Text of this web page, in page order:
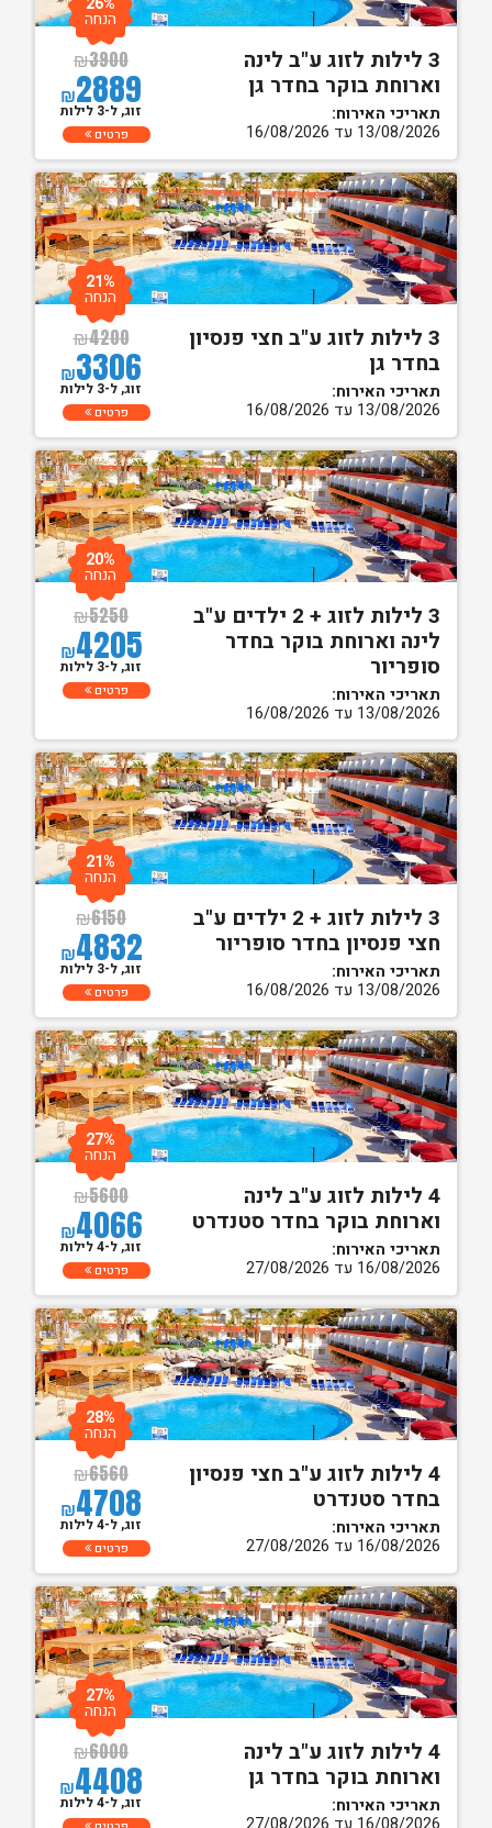
3 לילות לזוג ע"ב לינה
וארוחת בוקר בחדר גן
תאריכי האירוח:
13/08/2026 עד 16/08/2026
₪3900
₪2889
הנחה
זוג, ל-3 לילות
פרטים
3 לילות לזוג ע"ב חצי פנסיון
בחדר גן
תאריכי האירוח:
13/08/2026 עד 16/08/2026
₪4200
₪3306
21%
הנחה
זוג, ל-3 לילות
פרטים
3 לילות לזוג + 2 ילדים ע"ב
לינה וארוחת בוקר בחדר
סופריור
תאריכי האירוח:
13/08/2026 עד 16/08/2026
₪5250
₪4205
20%
הנחה
זוג, ל-3 לילות
פרטים
3 לילות לזוג + 2 ילדים ע"ב
חצי פנסיון בחדר סופריור
תאריכי האירוח:
13/08/2026 עד 16/08/2026
₪6150
₪4832
21%
הנחה
זוג, ל-3 לילות
פרטים
4 לילות לזוג ע"ב לינה
וארוחת בוקר בחדר סטנדרט
תאריכי האירוח:
16/08/2026 עד 27/08/2026
₪5600
₪4066
27%
הנחה
זוג, ל-4 לילות
פרטים
4 לילות לזוג ע"ב חצי פנסיון
בחדר סטנדרט
תאריכי האירוח:
16/08/2026 עד 27/08/2026
₪6560
₪4708
28%
הנחה
זוג, ל-4 לילות
פרטים
4 לילות לזוג ע"ב לינה
וארוחת בוקר בחדר גן
תאריכי האירוח:
₪6000
₪4408
27%
הנחה
זוג, ל-4 לילות